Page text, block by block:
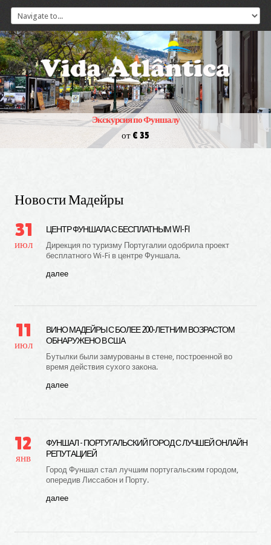
Экскурсия по Фуншалу
от € 35
Новости Мадейры
31
июл
ЦЕНТР ФУНШАЛА С БЕСПЛАТНЫМ WI-FI
Дирекция по туризму Португалии одобрила проект
бесплатного Wi-Fi в центре Фуншала.
далее
11
июл
ВИНО МАДЕЙРЫ С БОЛЕЕ 200-ЛЕТНИМ ВОЗРАСТОМ
ОБНАРУЖЕНО В США
Бутылки были замурованы в стене, построенной во
время действия сухого закона.
далее
12
янв
ФУНШАЛ - ПОРТУГАЛЬСКИЙ ГОРОД С ЛУЧШЕЙ ОНЛАЙН
РЕПУТАЦИЕЙ
Город Фуншал стал лучшим португальским городом,
опередив Лиссабон и Порту.
далее